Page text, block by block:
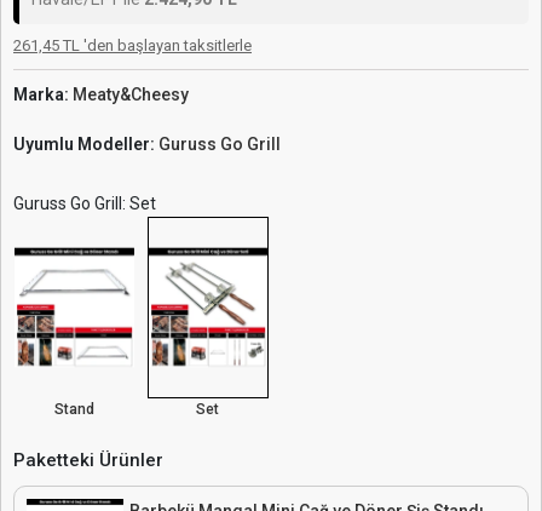
Barbekü Mangal Mini Cağ ve Döner Şiş Standı
(Krom Kaplı) (Guruss Go Grill)
999,90 TL
Mini Cağ ve Döner Şişi Paslanmaz Çelik Şiş (57
cm) + (2 Adet Et Sıkıştırma Aparatı)
999,90 TL